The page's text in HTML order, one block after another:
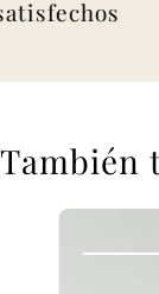
También